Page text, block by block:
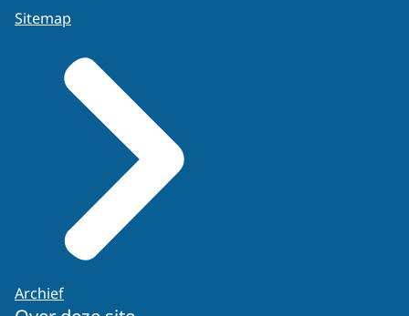
Sitemap
Archief